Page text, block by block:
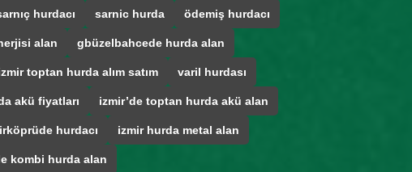
hurdacı sarnic hurda ödemiş hurdacı
alan gbüzelbahcede hurda alan
toptan hurda alım satım varil hurdası
akü fiyatları izmir’de toptan hurda akü alan
hurdacı izmir hurda metal alan
kombi hurda alan